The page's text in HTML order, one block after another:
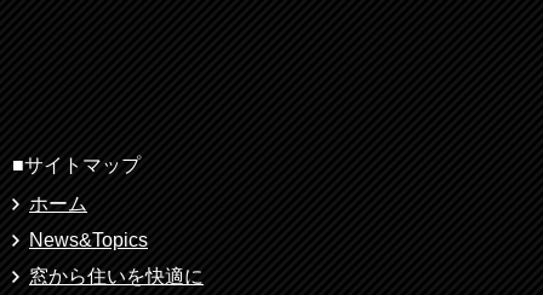
■サイトマップ
ホーム
News&Topics
窓から住いを快適に